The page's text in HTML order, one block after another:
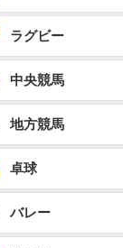
ラグビー
中央競馬
地方競馬
卓球
バレー